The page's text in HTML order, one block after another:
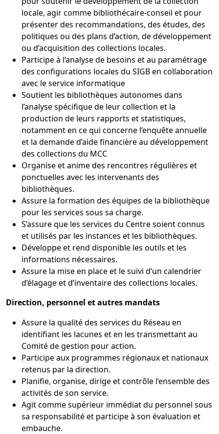
locale, agir comme bibliothécaire-conseil et pour
présenter des recommandations, des études, des
politiques ou des plans d’action, de développement
ou d’acquisition des collections locales.
Participe à l’analyse de besoins et au paramétrage
des configurations locales du SIGB en collaboration
avec le service informatique
Soutient les bibliothèques autonomes dans
l’analyse spécifique de leur collection et la
production de leurs rapports et statistiques,
notamment en ce qui concerne l’enquête annuelle
et la demande d’aide financière au développement
des collections du MCC
Organise et anime des rencontres régulières et
ponctuelles avec les intervenants des
bibliothèques.
Assure la formation des équipes de la bibliothèque
pour les services sous sa charge.
S’assure que les services du Centre soient connus
et utilisés par les instances et les bibliothèques.
Développe et rend disponible les outils et les
informations nécessaires.
Assure la mise en place et le suivi d’un calendrier
d’élagage et d’inventaire des collections locales.
Direction, personnel et autres mandats
Assure la qualité des services du Réseau en
identifiant les lacunes et en les transmettant au
Comité de gestion pour action.
Participe aux programmes régionaux et nationaux
retenus par la direction.
Planifie, organise, dirige et contrôle l’ensemble des
activités de son service.
Agit comme supérieur immédiat du personnel sous
sa responsabilité et participe à son évaluation et
embauche.